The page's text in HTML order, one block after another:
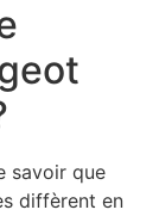
savoir que
diffèrent en